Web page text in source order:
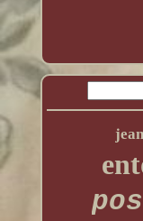
jean